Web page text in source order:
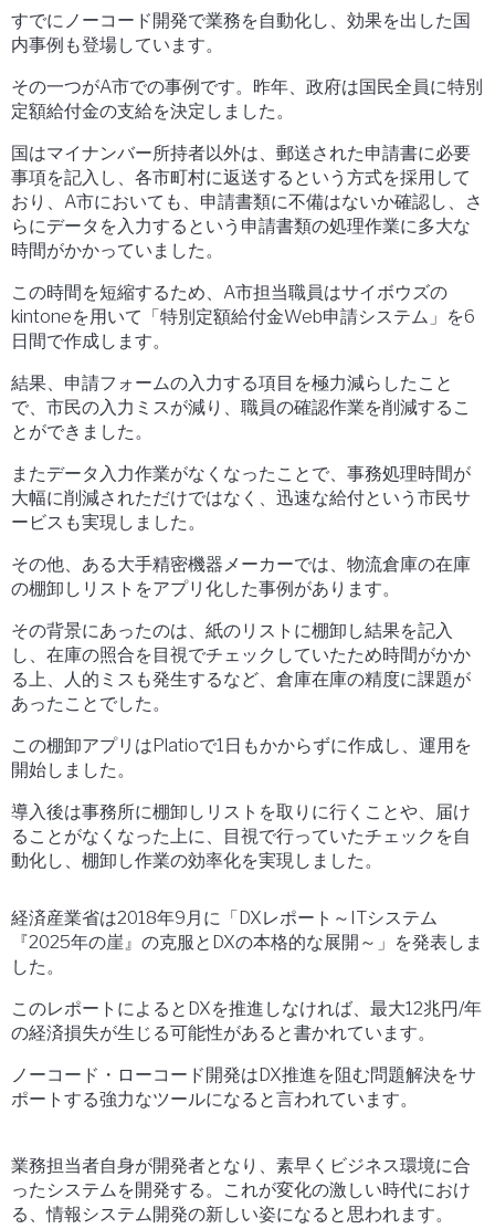
すでにノーコード開発で業務を自動化し、効果を出した国
内事例も登場しています。
その一つがA市での事例です。昨年、政府は国民全員に特別
定額給付金の支給を決定しました。
国はマイナンバー所持者以外は、郵送された申請書に必要
事項を記入し、各市町村に返送するという方式を採用して
おり、A市においても、申請書類に不備はないか確認し、さ
らにデータを入力するという申請書類の処理作業に多大な
時間がかかっていました。
この時間を短縮するため、A市担当職員はサイボウズの
kintoneを用いて「特別定額給付金Web申請システム」を6
日間で作成します。
結果、申請フォームの入力する項目を極力減らしたこと
で、市民の入力ミスが減り、職員の確認作業を削減するこ
とができました。
またデータ入力作業がなくなったことで、事務処理時間が
大幅に削減されただけではなく、迅速な給付という市民サ
ービスも実現しました。
その他、ある大手精密機器メーカーでは、物流倉庫の在庫
の棚卸しリストをアプリ化した事例があります。
その背景にあったのは、紙のリストに棚卸し結果を記入
し、在庫の照合を目視でチェックしていたため時間がかか
る上、人的ミスも発生するなど、倉庫在庫の精度に課題が
あったことでした。
この棚卸アプリはPlatioで1日もかからずに作成し、運用を
開始しました。
導入後は事務所に棚卸しリストを取りに行くことや、届け
ることがなくなった上に、目視で行っていたチェックを自
動化し、棚卸し作業の効率化を実現しました。
経済産業省は2018年9月に「DXレポート～ITシステム
『2025年の崖』の克服とDXの本格的な展開～」を発表しま
した。
このレポートによるとDXを推進しなければ、最大12兆円/年
の経済損失が生じる可能性があると書かれています。
ノーコード・ローコード開発はDX推進を阻む問題解決をサ
ポートする強力なツールになると言われています。
業務担当者自身が開発者となり、素早くビジネス環境に合
ったシステムを開発する。これが変化の激しい時代におけ
る、情報システム開発の新しい姿になると思われます。